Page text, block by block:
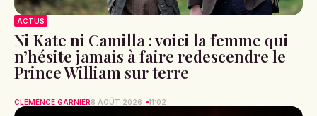
ACTUS
Ni Kate ni Camilla : voici la femme qui
n’hésite jamais à faire redescendre le
Prince William sur terre
CLÉMENCE GARNIER8 AOÛT 2026 11:02